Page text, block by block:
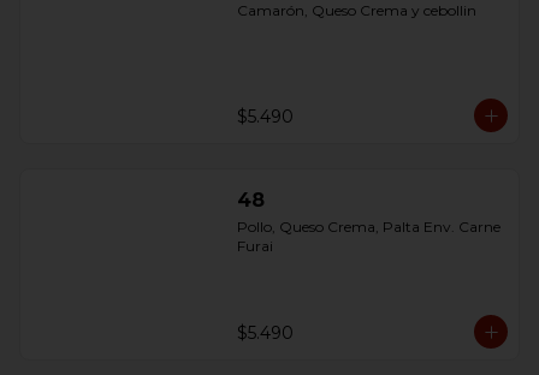
Camarón, Queso Crema y cebollin
$5.490
48
Pollo, Queso Crema, Palta Env. Carne
Furai
$5.490